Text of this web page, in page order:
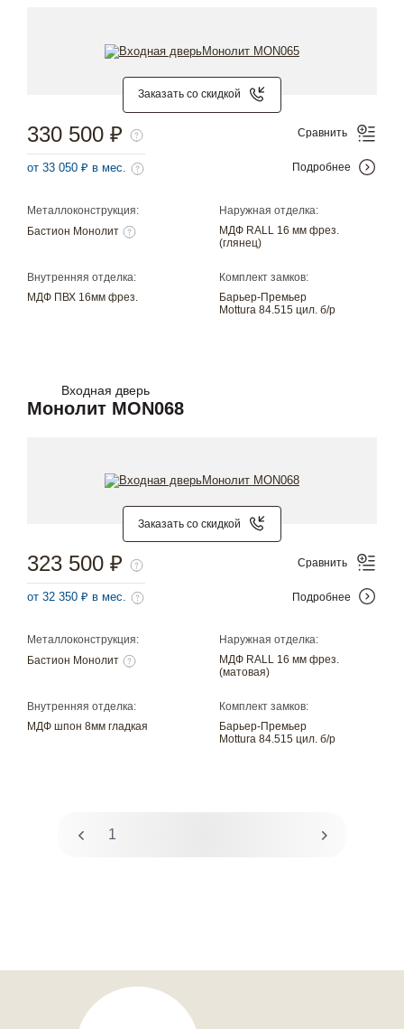
Заказать со скидкой
Металлоконструкция:
Бастион Монолит
Наружная отделка:
МДФ RALL 16 мм фрез.
(глянец)
Внутренняя отделка:
МДФ ПВХ 16мм фрез.
Комплект замков:
Барьер-Премьер
Mottura 84.515 цил. б/р
330 500 ₽
от 33 050 ₽ в мес.
Сравнить
Подробнее
Входная дверь
Монолит MON068
Заказать со скидкой
Металлоконструкция:
Бастион Монолит
Наружная отделка:
МДФ RALL 16 мм фрез.
(матовая)
Внутренняя отделка:
МДФ шпон 8мм гладкая
Комплект замков:
Барьер-Премьер
Mottura 84.515 цил. б/р
323 500 ₽
от 32 350 ₽ в мес.
Сравнить
Подробнее
1 2